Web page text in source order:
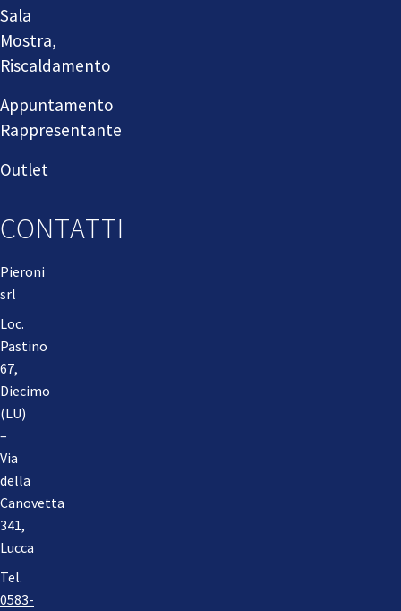
Sala
Mostra,
Riscaldamento
Appuntamento
Rappresentante
Outlet
CONTATTI
Pieroni
srl
Loc.
Pastino
67,
Diecimo
(LU)
–
Via
della
Canovetta
341,
Lucca
Tel.
0583-